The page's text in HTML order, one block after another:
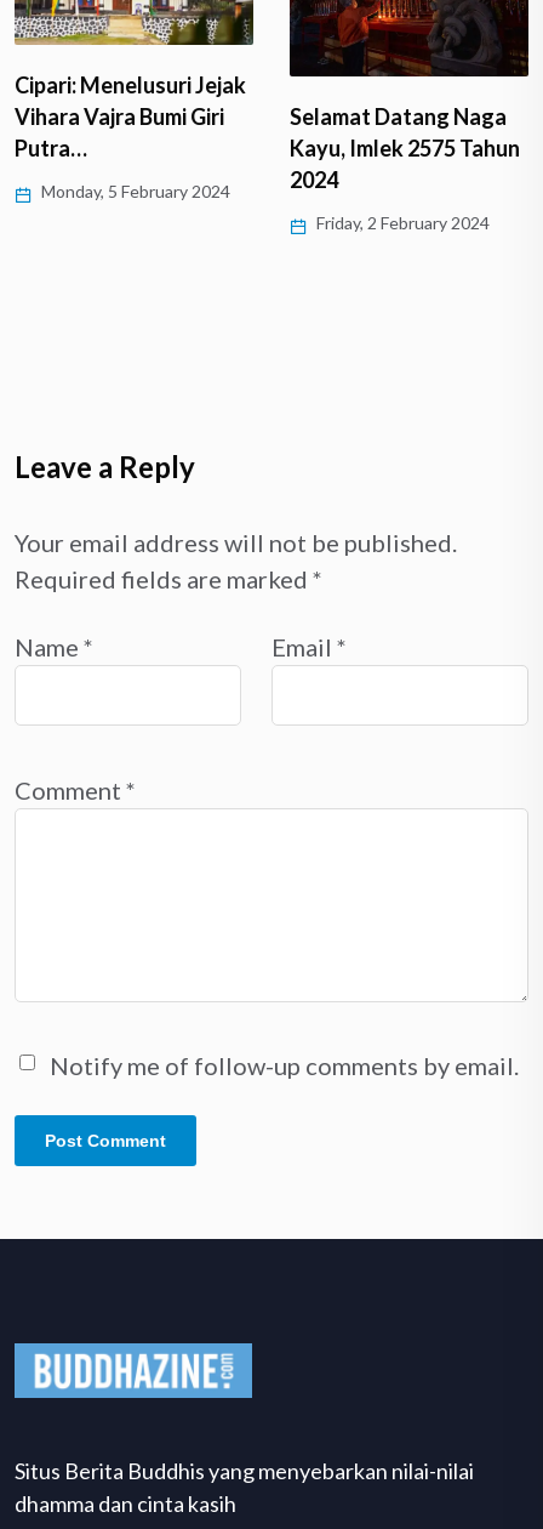
Cipari: Menelusuri Jejak
Vihara Vajra Bumi Giri
Putra…
Monday, 5 February 2024
Selamat Datang Naga
Kayu, Imlek 2575 Tahun
2024
Friday, 2 February 2024
Leave a Reply
Your email address will not be published.
Required fields are marked *
Name * Email *
Comment *
Notify me of follow-up comments by email.
Situs Berita Buddhis yang menyebarkan nilai-nilai
dhamma dan cinta kasih